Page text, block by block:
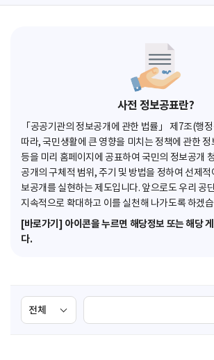
사전 정보공표란?
「공공기관의 정보공개에 관한 법률」 제7조(행
따라, 국민생활에 큰 영향을 미치는 정책에 관한
등을 미리 홈페이지에 공표하여 국민의 정보공개
공개의 구체적 범위, 주기 및 방법을 정하여 선제
보공개를 실현하는 제도입니다. 앞으로도 우리 공
지속적으로 확대하고 이를 실천해 나가도록 하겠
[바로가기] 아이콘을 누르면 해당정보 또는 해당
다.
검
색
색